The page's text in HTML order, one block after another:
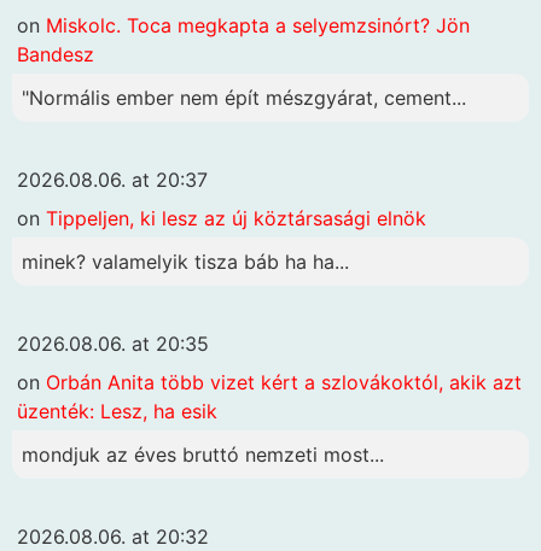
on Miskolc. Toca megkapta a selyemzsinórt? Jön
Bandesz
"Normális ember nem épít mészgyárat, cement...
2026.08.06. at 20:37
on Tippeljen, ki lesz az új köztársasági elnök
minek? valamelyik tisza báb ha ha...
2026.08.06. at 20:35
on Orbán Anita több vizet kért a szlovákoktól, akik azt
üzenték: Lesz, ha esik
mondjuk az éves bruttó nemzeti most...
2026.08.06. at 20:32